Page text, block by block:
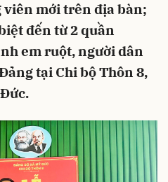
viên mới trên địa bàn;
đến từ 2 quần
em ruột, người dân
tại Chi bộ Thôn 8,
Hủy Gửi